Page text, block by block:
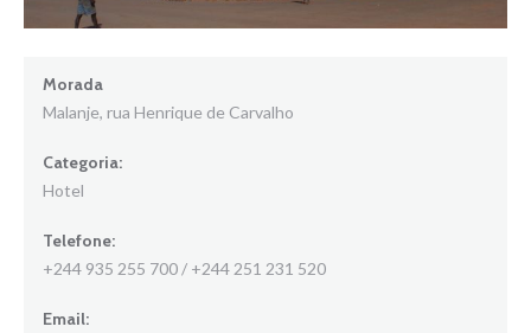
Morada
Malanje, rua Henrique de Carvalho
Categoria:
Hotel
Telefone:
+244 935 255 700 / +244 251 231 520
Email: